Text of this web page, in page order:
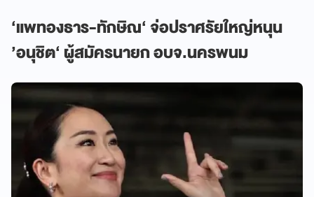
‘แพทองธาร-ทักษิณ‘ จ่อปราศรัยใหญ่หนุน
’อนุชิต‘ ผู้สมัครนายก อบจ.นครพนม